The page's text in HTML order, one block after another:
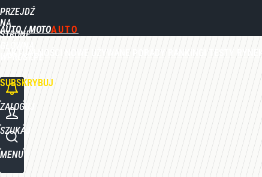
PRZEJDŹ
NA
STRONĘ
GŁÓWNĄ
WPROST.PL
AUTO / MOTO
AKTUALNOŚCI NOWE UŻYWANE PORADY RANKINGI TESTY RYNEK
SUBSKRYBUJ
ZALOGUJ
SZUKAJ
MENU